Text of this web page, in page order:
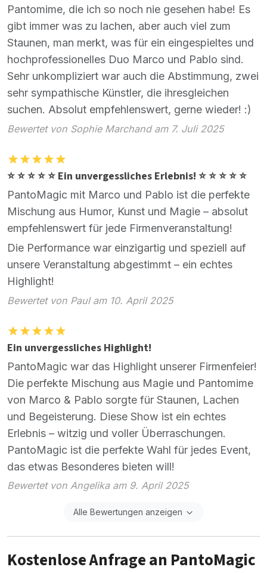
Pantomime, die ich so noch nie gesehen habe! Es
gibt immer was zu lachen, aber auch viel zum
Staunen, man merkt, was für ein eingespieltes und
hochprofessionelles Duo Marco und Pablo sind.
Sehr unkompliziert war auch die Abstimmung, zwei
sehr sympathische Künstler, die ihresgleichen
suchen. Absolut empfehlenswert, gerne wieder! :)
Bewertet von Sophie Marchand am 7. Juli 2025
⭐ ⭐ ⭐ ⭐ ⭐ Ein unvergessliches Erlebnis! ⭐ ⭐ ⭐ ⭐ ⭐
PantoMagic mit Marco und Pablo ist die perfekte
Mischung aus Humor, Kunst und Magie – absolut
empfehlenswert für jede Firmenveranstaltung!
Die Performance war einzigartig und speziell auf
unsere Veranstaltung abgestimmt – ein echtes
Highlight!
Bewertet von Paul am 10. April 2025
Ein unvergessliches Highlight!
PantoMagic war das Highlight unserer Firmenfeier!
Die perfekte Mischung aus Magie und Pantomime
von Marco & Pablo sorgte für Staunen, Lachen
und Begeisterung. Diese Show ist ein echtes
Erlebnis – witzig und voller Überraschungen.
PantoMagic ist die perfekte Wahl für jedes Event,
das etwas Besonderes bieten will!
Bewertet von Angelika am 9. April 2025
Alle Bewertungen anzeigen
Kostenlose Anfrage an PantoMagic